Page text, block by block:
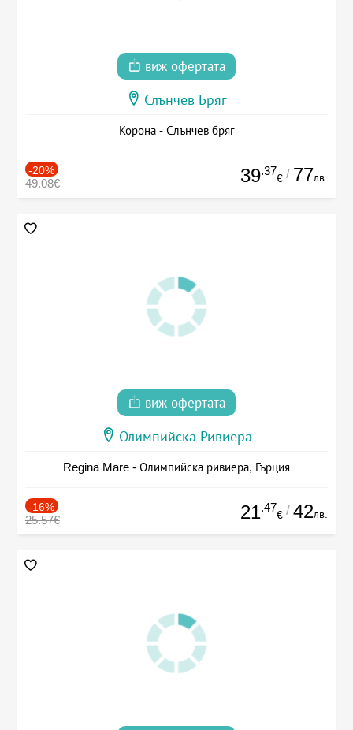
виж офертата
Слънчев Бряг
Корона - Слънчев бряг
-20%
49.08€ 39.37
€ / 77лв.
виж офертата
Олимпийска Ривиера
Regina Mare - Олимпийска ривиера, Гърция
-16%
25.57€ 21.47
€ / 42лв.